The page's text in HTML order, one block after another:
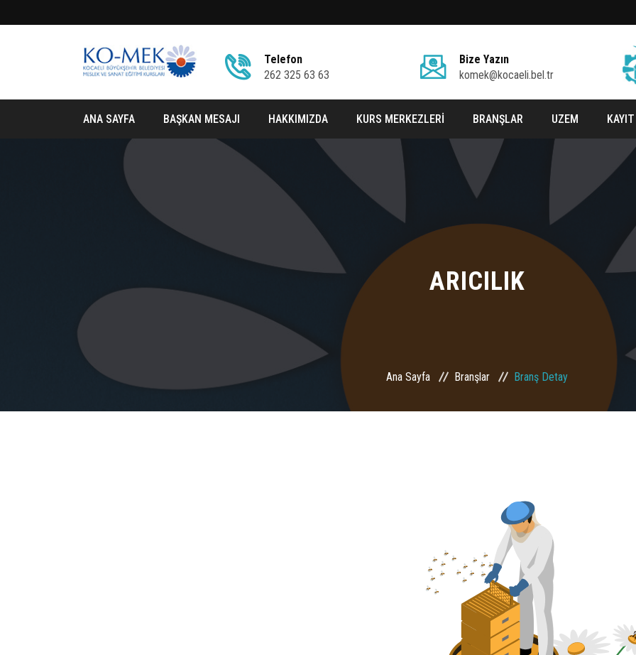
Telefon
262 325 63 63
Bize Yazın
komek@kocaeli.bel.tr
ANA SAYFA BAŞKAN MESAJI HAKKIMIZDA KURS MERKEZLERİ BRANŞLAR UZEM
ARICILIK
Ana Sayfa Branşlar Branş Detay